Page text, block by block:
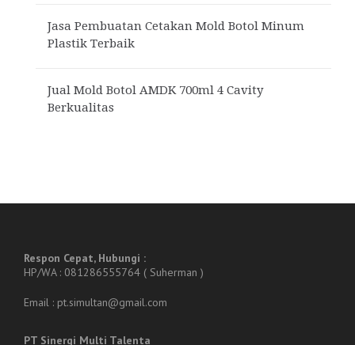
Jasa Pembuatan Cetakan Mold Botol Minum
Plastik Terbaik
Jual Mold Botol AMDK 700ml 4 Cavity
Berkualitas
Respon Cepat, Hubungi :
HP/WA : 081286555764 ( Suherman )
Email : pt.simultan@gmail.com
PT Sinergi Multi Talenta